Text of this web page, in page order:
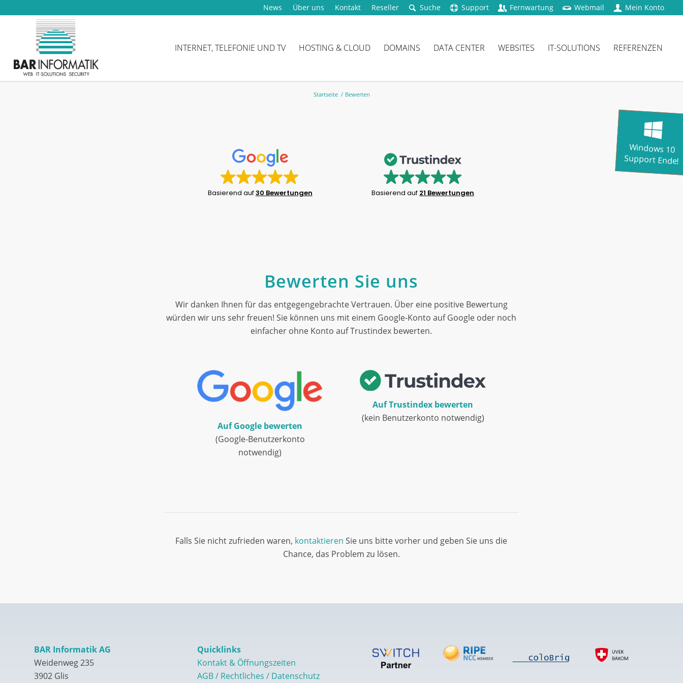
News Über uns Kontakt Reseller Suche Support Fernwartung Webmail Mein Konto
INTERNET, TELEFONIE UND TV HOSTING & CLOUD DOMAINS DATA CENTER WEBSITES IT-SOLUTIONS REFERENZEN
Windows 10
Support Ende!
Startseite / Bewerten
Basierend auf30 Bewertungen Basierend auf 21 Bewertungen
Bewerten Sie uns
Wir danken Ihnen für das entgegengebrachte Vertrauen. Über eine positive Bewertung
würden wir uns sehr freuen! Sie können uns mit einem Google-Konto auf Google oder noch
einfacher ohne Konto auf Trustindex bewerten.
Auf Google bewerten
(Google-Benutzerkonto
notwendig)
Auf Trustindex bewerten
(kein Benutzerkonto notwendig)
Falls Sie nicht zufrieden waren, kontaktieren Sie uns bitte vorher und geben Sie uns die
Chance, das Problem zu lösen.
BAR Informatik AG
Weidenweg 235
3902 Glis
Quicklinks
Kontakt & Öffnungszeiten
AGB / Rechtliches / Datenschutz